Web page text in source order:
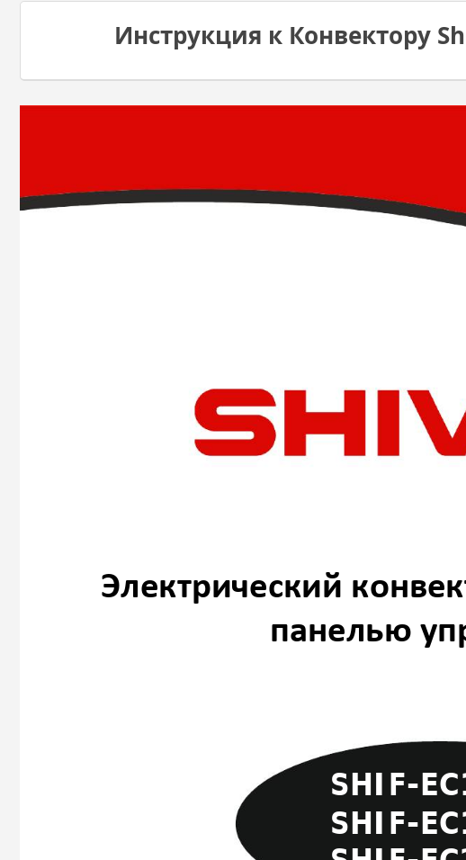
Инструкция к Конвектору
Электрический конв
панелью
SHIF-
SHIF-